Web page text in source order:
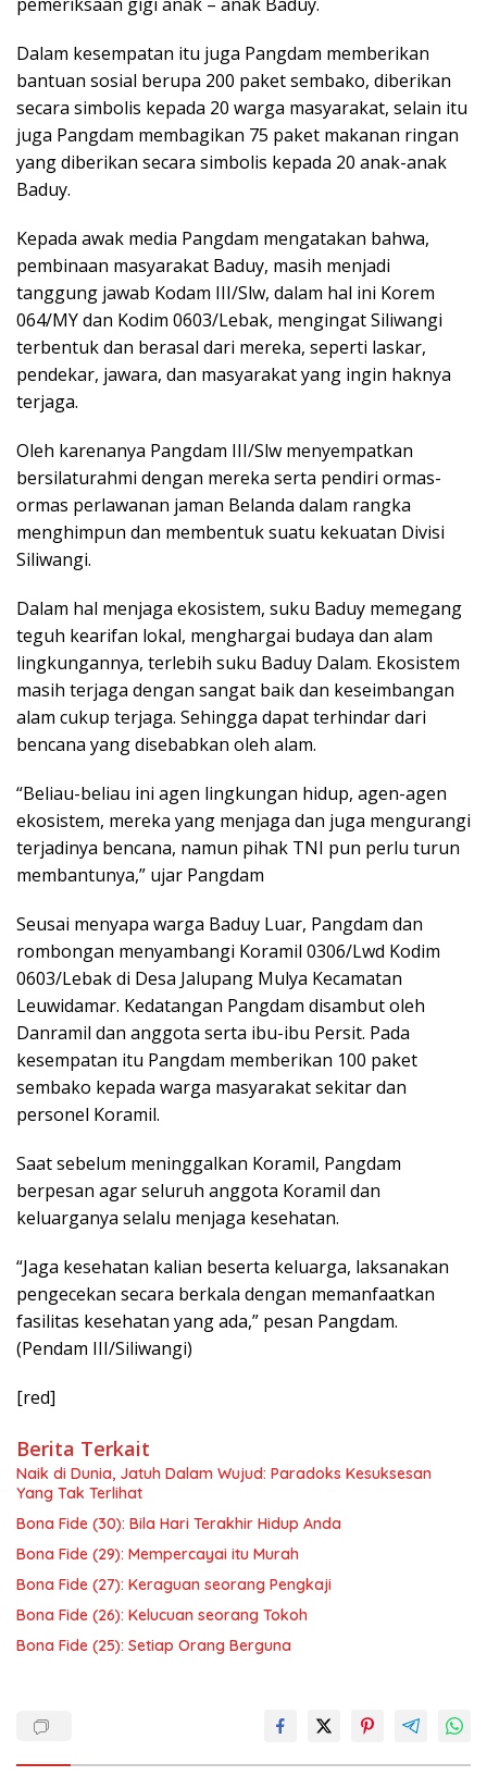
Dalam kesempatan itu juga Pangdam memberikan
bantuan sosial berupa 200 paket sembako, diberikan
secara simbolis kepada 20 warga masyarakat, selain itu
juga Pangdam membagikan 75 paket makanan ringan
yang diberikan secara simbolis kepada 20 anak-anak
Baduy.
Kepada awak media Pangdam mengatakan bahwa,
pembinaan masyarakat Baduy, masih menjadi
tanggung jawab Kodam III/Slw, dalam hal ini Korem
064/MY dan Kodim 0603/Lebak, mengingat Siliwangi
terbentuk dan berasal dari mereka, seperti laskar,
pendekar, jawara, dan masyarakat yang ingin haknya
terjaga.
Oleh karenanya Pangdam III/Slw menyempatkan
bersilaturahmi dengan mereka serta pendiri ormas-
ormas perlawanan jaman Belanda dalam rangka
menghimpun dan membentuk suatu kekuatan Divisi
Siliwangi.
Dalam hal menjaga ekosistem, suku Baduy memegang
teguh kearifan lokal, menghargai budaya dan alam
lingkungannya, terlebih suku Baduy Dalam. Ekosistem
masih terjaga dengan sangat baik dan keseimbangan
alam cukup terjaga. Sehingga dapat terhindar dari
bencana yang disebabkan oleh alam.
“Beliau-beliau ini agen lingkungan hidup, agen-agen
ekosistem, mereka yang menjaga dan juga mengurangi
terjadinya bencana, namun pihak TNI pun perlu turun
membantunya,” ujar Pangdam
Seusai menyapa warga Baduy Luar, Pangdam dan
rombongan menyambangi Koramil 0306/Lwd Kodim
0603/Lebak di Desa Jalupang Mulya Kecamatan
Leuwidamar. Kedatangan Pangdam disambut oleh
Danramil dan anggota serta ibu-ibu Persit. Pada
kesempatan itu Pangdam memberikan 100 paket
sembako kepada warga masyarakat sekitar dan
personel Koramil.
Saat sebelum meninggalkan Koramil, Pangdam
berpesan agar seluruh anggota Koramil dan
keluarganya selalu menjaga kesehatan.
“Jaga kesehatan kalian beserta keluarga, laksanakan
pengecekan secara berkala dengan memanfaatkan
fasilitas kesehatan yang ada,” pesan Pangdam.
(Pendam III/Siliwangi)
[red]
Berita Terkait
Naik di Dunia, Jatuh Dalam Wujud: Paradoks Kesuksesan
Yang Tak Terlihat
Bona Fide (30): Bila Hari Terakhir Hidup Anda
Bona Fide (29): Mempercayai itu Murah
Bona Fide (27): Keraguan seorang Pengkaji
Bona Fide (26): Kelucuan seorang Tokoh
Bona Fide (25): Setiap Orang Berguna